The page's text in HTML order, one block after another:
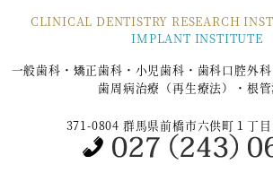
CLINICAL DENTISTRY RESEARCH
IMPLANT INSTITUTE
一般歯科・矯正歯科・小児歯科・歯科口腔外
歯周病治療（再生療法）・根
371-0804 群馬県前橋市六供町１丁